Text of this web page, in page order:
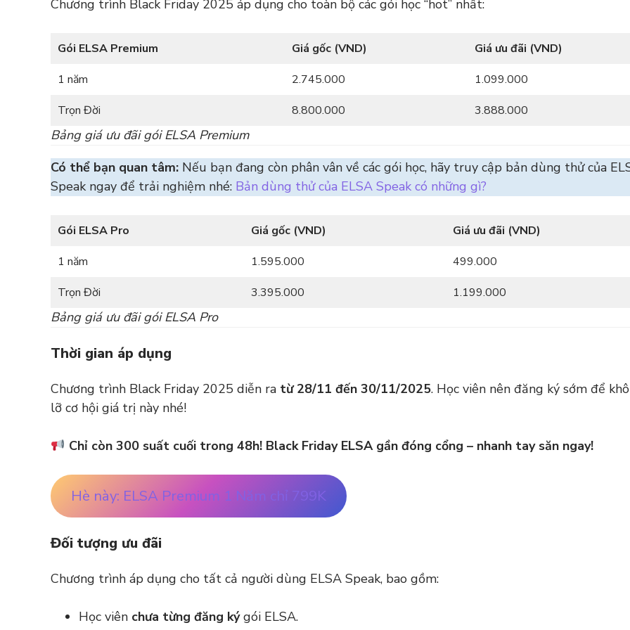
Chương trình Black Friday 2025 áp dụng cho toàn bộ các gói học “hot” nhất:
Gói ELSA Premium Giá gốc (VND)
Giá ưu đãi (VND)
1 năm
2.745.000
1.099.000
Trọn Đời
8.800.000 3.888.000
Bảng giá ưu đãi gói ELSA Premium
Có thể bạn quan tâm: Nếu bạn đang còn phân vân về các gói học, hãy truy cập bản dùng thử của
Speak ngay để trải nghiệm nhé: Bản dùng thử của ELSA Speak có những gì?
Gói ELSA Pro Giá gốc (VND)
Giá ưu đãi (VND)
1 năm
1.595.000
499.000
Trọn Đời
3.395.000 1.199.000
Bảng giá ưu đãi gói ELSA Pro
Thời gian áp dụng
Chương trình Black Friday 2025 diễn ra từ 28/11 đến 30/11/2025. Học viên nên đăng ký sớm để
lỡ cơ hội giá trị này nhé!
Chỉ còn 300 suất cuối trong 48h! Black Friday ELSA gần đóng cổng – nhanh tay săn ngay!
Hè này: ELSA Premium 1 Năm chỉ 799K
Đối tượng ưu đãi
Chương trình áp dụng cho tất cả người dùng ELSA Speak, bao gồm:
Học viên chưa từng đăng kýgói ELSA.